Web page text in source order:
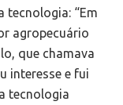
tecnologia: “Em
agropecuário
que chamava
interesse e fui
tecnologia